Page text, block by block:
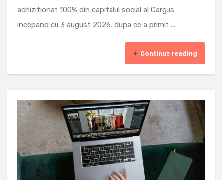
achizitionat 100% din capitalul social al Cargus
incepand cu 3 august 2026, dupa ce a primit ...
Continue reading